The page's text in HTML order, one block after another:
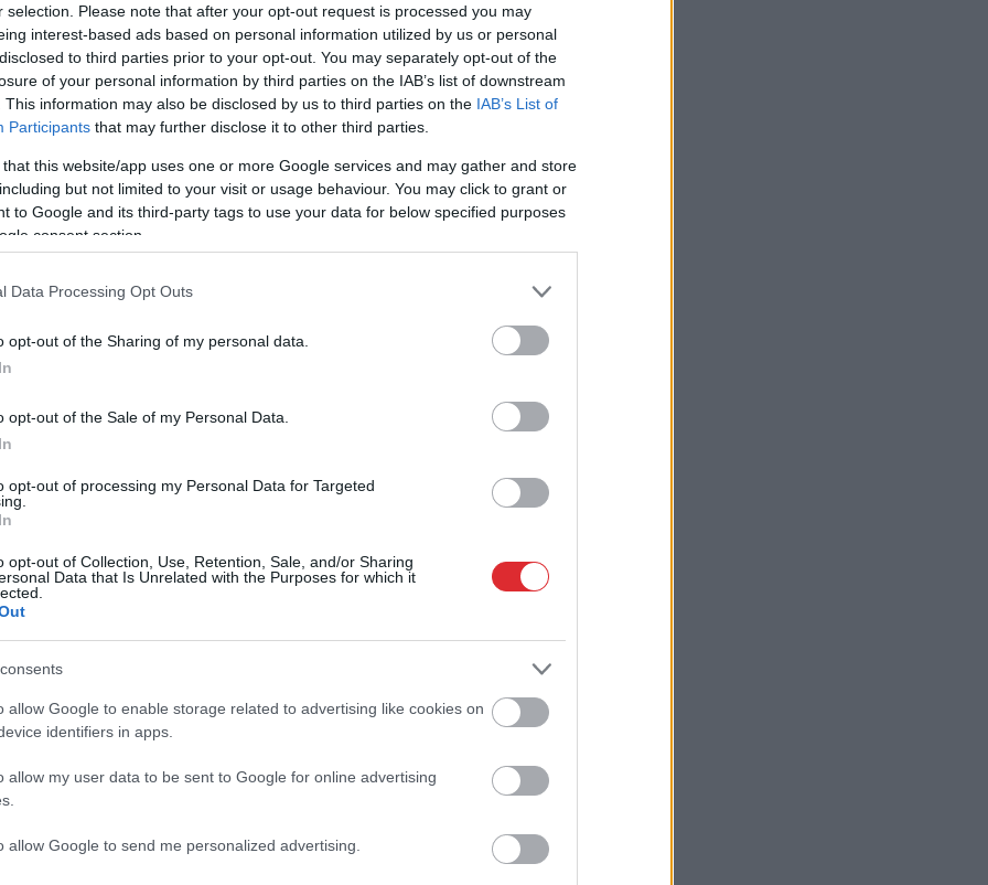
selection. Please note that after your opt-out request is processed you may
interest-based ads based on personal information utilized by us or personal
to third parties prior to your opt-out. You may separately opt-out of the
of your personal information by third parties on the IAB’s list of downstream
This information may also be disclosed by us to third parties on the IAB’s List of
Participants that may further disclose it to other third parties.
that this website/app uses one or more Google services and may gather and store
but not limited to your visit or usage behaviour. You may click to grant or
to Google and its third-party tags to use your data for below specified purposes
consent section.
Data Processing Opt Outs
opt-out of the Sharing of my personal data.
opt-out of the Sale of my Personal Data.
opt-out of processing my Personal Data for Targeted
opt-out of Collection, Use, Retention, Sale, and/or Sharing
Data that Is Unrelated with the Purposes for which it
allow Google to enable storage related to advertising like cookies on
identifiers in apps.
allow my user data to be sent to Google for online advertising
allow Google to send me personalized advertising.
kolēģiem parādīt, ka pat šķietami
nozīme. Tev var izdoties pārliecinoši
reizēm slēpjas plašāks skatījums un vērtīgas
starp savu iekšējo mieru un ārējiem
cilvēks mēģinās tevi izsist no sliedēm, centies
tev rīkoties pārdomāti un saglabāt
ar apkārtējiem.